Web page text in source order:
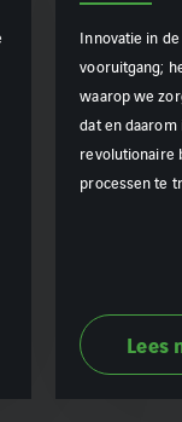
Innovatie in
vooruitgang;
waarop we
dat en
revolutionaire
processen te
Lees